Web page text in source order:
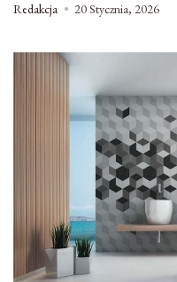
Redakcja 20 Stycznia, 2026